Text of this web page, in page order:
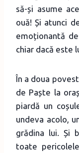
să-și asume
ouă! Și atunci
emoționantă
chiar dacă este
În a doua
de Paște la
piardă un
undeva acolo,
grădina lui. Și
toate